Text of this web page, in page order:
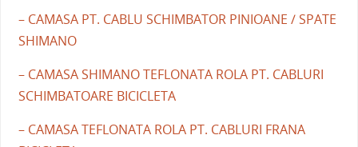
– CAMASA PT. CABLU SCHIMBATOR PINIOANE / SPATE
SHIMANO
– CAMASA SHIMANO TEFLONATA ROLA PT. CABLURI
SCHIMBATOARE BICICLETA
– CAMASA TEFLONATA ROLA PT. CABLURI FRANA